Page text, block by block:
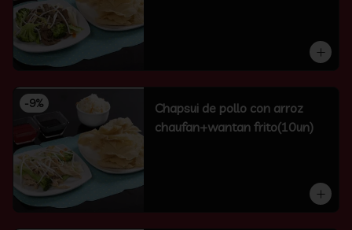
-9%
Chapsui de pollo con arroz
chaufan+wantan frito(10un)